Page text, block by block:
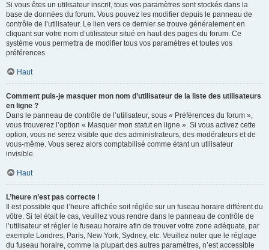
Si vous êtes un utilisateur inscrit, tous vos paramètres sont stockés dans la
base de données du forum. Vous pouvez les modifier depuis le panneau de
contrôle de l’utilisateur. Le lien vers ce dernier se trouve généralement en
cliquant sur votre nom d’utilisateur situé en haut des pages du forum. Ce
système vous permettra de modifier tous vos paramètres et toutes vos
préférences.
Haut
Comment puis-je masquer mon nom d’utilisateur de la liste des utilisateurs
en ligne ?
Dans le panneau de contrôle de l’utilisateur, sous « Préférences du forum »,
vous trouverez l’option « Masquer mon statut en ligne ». Si vous activez cette
option, vous ne serez visible que des administrateurs, des modérateurs et de
vous-même. Vous serez alors comptabilisé comme étant un utilisateur
invisible.
Haut
L’heure n’est pas correcte !
Il est possible que l’heure affichée soit réglée sur un fuseau horaire différent du
vôtre. Si tel était le cas, veuillez vous rendre dans le panneau de contrôle de
l’utilisateur et régler le fuseau horaire afin de trouver votre zone adéquate, par
exemple Londres, Paris, New York, Sydney, etc. Veuillez noter que le réglage
du fuseau horaire, comme la plupart des autres paramètres, n’est accessible